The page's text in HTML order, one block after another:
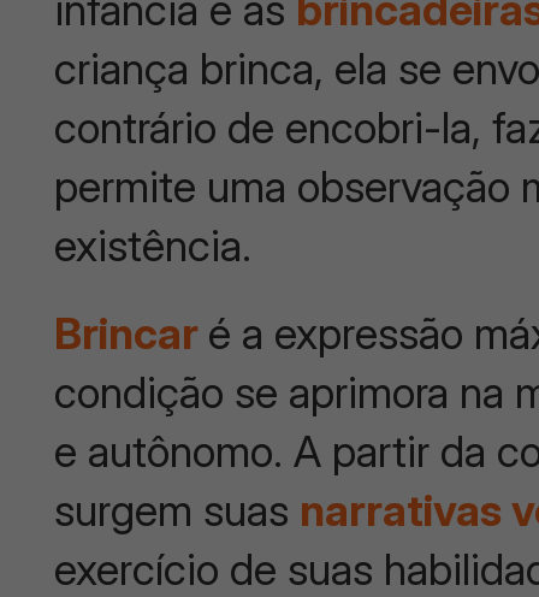
criança brinca, ela se
contrário de encobri-la,
permite uma observação
existência.
Brincar é a expressão
condição se aprimora na
e autônomo. A partir da
surgem suas narrativas
exercício de suas